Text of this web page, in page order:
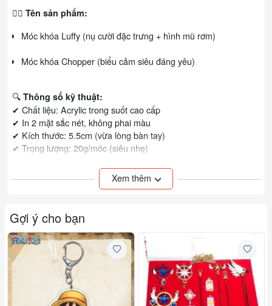
🏴‍☠️ Tên sản phẩm:
Móc khóa Luffy (nụ cười đặc trưng + hình mũ rơm)
Móc khóa Chopper (biểu cảm siêu đáng yêu)
🔍 Thông số kỹ thuật:
✔ Chất liệu: Acrylic trong suốt cao cấp
✔ In 2 mặt sắc nét, không phai màu
✔ Kích thước: 5.5cm (vừa lòng bàn tay)
✔ Trọng lượng: 20g/móc (siêu nhẹ)
Đơn vị tính: Cái
Xem thêm
Gợi ý cho bạn